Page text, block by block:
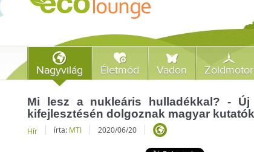
Nagyvilág Életmód Vadon Zöldmotor
Mi lesz a nukleáris hulladékkal? - Új
kifejlesztésén dolgoznak magyar
Hír írta: MTI 2020/06/20